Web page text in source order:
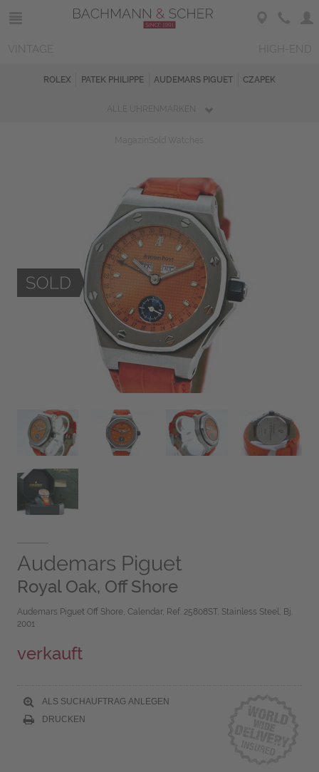
ROLEX PATEK PHILIPPE AUDEMARS PIGUET CZAPEK
Audemars Piguet
Royal Oak, Off Shore
Audemars Piguet Off Shore, Calendar, Ref. 25808ST, Stainless Steel, Bj.
2001
verkauft
ALS SUCHAUFTRAG ANLEGEN
DRUCKEN